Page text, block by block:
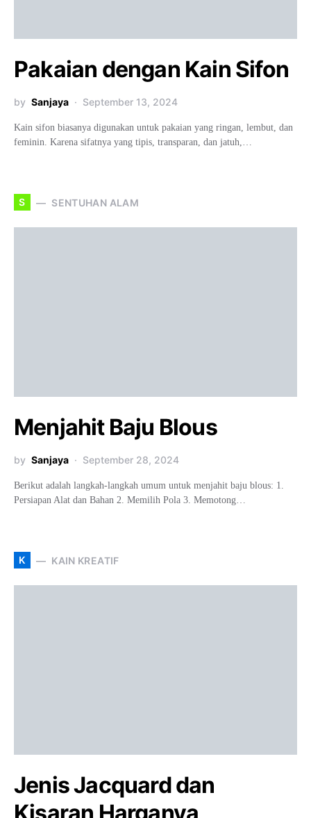
Pakaian dengan Kain Sifon
by Sanjaya September 13, 2024
Kain sifon biasanya digunakan untuk pakaian yang ringan, lembut, dan
feminin. Karena sifatnya yang tipis, transparan, dan jatuh,…
S SENTUHAN ALAM
Menjahit Baju Blous
by Sanjaya September 28, 2024
Berikut adalah langkah-langkah umum untuk menjahit baju blous: 1.
Persiapan Alat dan Bahan 2. Memilih Pola 3. Memotong…
K KAIN KREATIF
Jenis Jacquard dan